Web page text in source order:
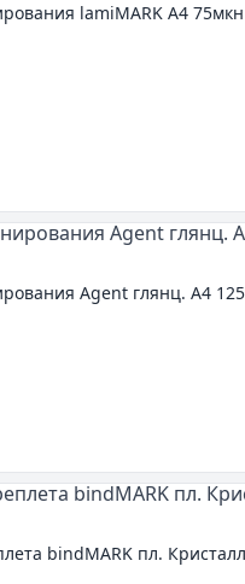
lamiMARK А4
Agent глянц. А4
bindMARK пл.